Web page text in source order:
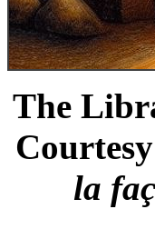
The
la